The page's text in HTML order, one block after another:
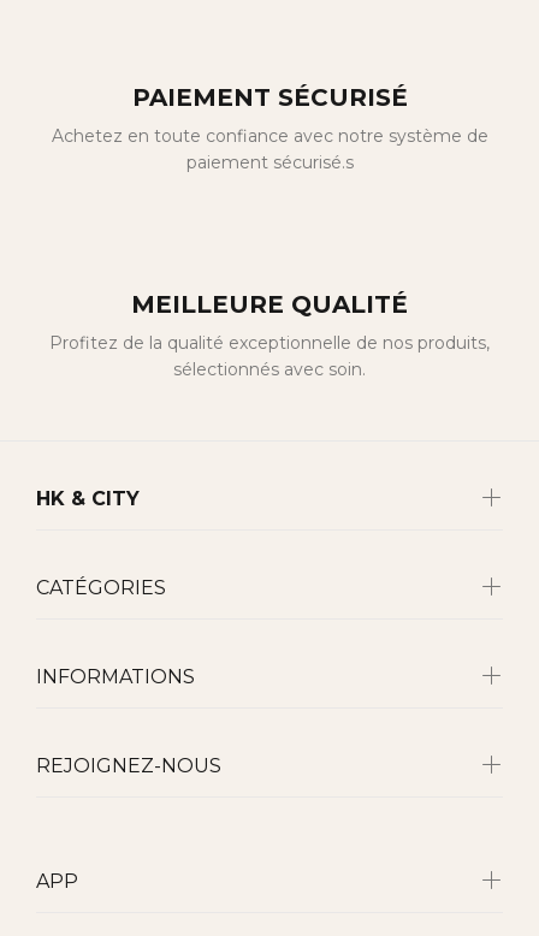
PAIEMENT SÉCURISÉ
Achetez en toute confiance avec notre système de
paiement sécurisé.s
MEILLEURE QUALITÉ
Profitez de la qualité exceptionnelle de nos produits,
sélectionnés avec soin.
HK & CITY
CATÉGORIES
INFORMATIONS
REJOIGNEZ-NOUS
APP